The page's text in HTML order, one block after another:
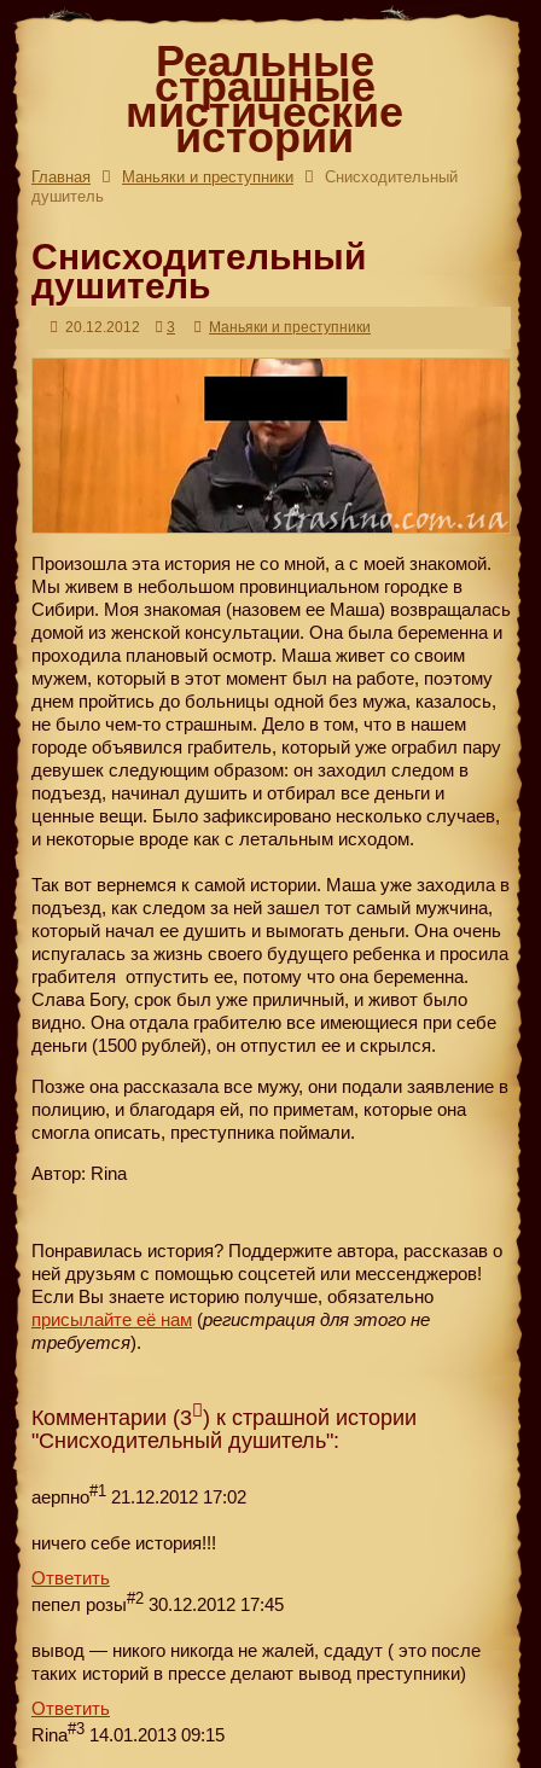
Реальные
страшные
мистические
истории
Главная Маньяки и преступники
Снисходительный
душитель
Снисходительный
душитель
20.12.2012 3 Маньяки и преступники
Произошла эта история не со мной, а с моей знакомой.
Мы живем в небольшом провинциальном городке в
Сибири. Моя знакомая (назовем ее Маша) возвращалась
домой из женской консультации. Она была беременна и
проходила плановый осмотр. Маша живет со своим
мужем, который в этот момент был на работе, поэтому
днем пройтись до больницы одной без мужа, казалось,
не было чем-то страшным. Дело в том, что в нашем
городе объявился грабитель, который уже ограбил пару
девушек следующим образом: он заходил следом в
подъезд, начинал душить и отбирал все деньги и
ценные вещи. Было зафиксировано несколько случаев,
и некоторые вроде как с летальным исходом.
Так вот вернемся к самой истории. Маша уже заходила в
подъезд, как следом за ней зашел тот самый мужчина,
который начал ее душить и вымогать деньги. Она очень
испугалась за жизнь своего будущего ребенка и просила
грабителя отпустить ее, потому что она беременна.
Слава Богу, срок был уже приличный, и живот было
видно. Она отдала грабителю все имеющиеся при себе
деньги (1500 рублей), он отпустил ее и скрылся.
Позже она рассказала все мужу, они подали заявление в
полицию, и благодаря ей, по приметам, которые она
смогла описать, преступника поймали.
Автор: Rina
Понравилась история? Поддержите автора, рассказав о
ней друзьям с помощью соцсетей или мессенджеров!
Если Вы знаете историю получше, обязательно
присылайте её нам (регистрация для этого не
требуется).
Комментарии (3 ) к страшной истории
"Снисходительный душитель":
аерпно#1 21.12.2012 17:02
ничего себе история!!!
Ответить
пепел розы#2 30.12.2012 17:45
вывод — никого никогда не жалей, сдадут ( это после
таких историй в прессе делают вывод преступники)
Ответить
Rina#3 14.01.2013 09:15